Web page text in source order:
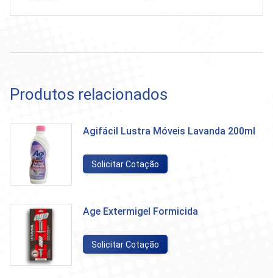
Produtos relacionados
Agifácil Lustra Móveis Lavanda 200ml
Solicitar Cotação
Age Extermigel Formicida
Solicitar Cotação